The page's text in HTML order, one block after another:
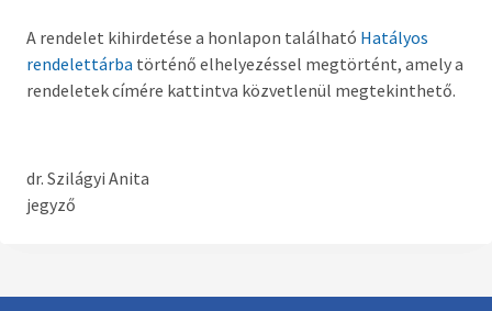
Bizottságok
Rendeletek kihirdetése
Koncepciók
A rendelet kihirdetése a honlapon található Hatályos
rendelettárba történő elhelyezéssel megtörtént, amely a
rendeletek címére kattintva közvetlenül megtekinthető.
dr. Szilágyi Anita
jegyző